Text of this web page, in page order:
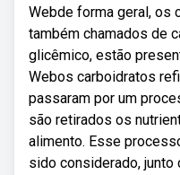
Webde forma geral, os
também chamados de
glicêmico, estão
Webos carboidratos
passaram por um
são retirados os
alimento. Esse
sido considerado, junto